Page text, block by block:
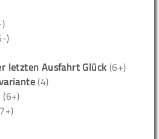
)
letzten Ausfahrt Glück (6+)
(4)
(6+)